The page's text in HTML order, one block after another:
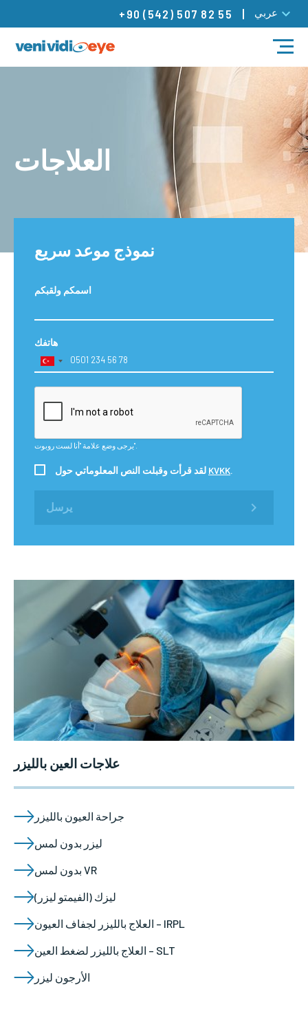
+90 (542) 507 82 55 عربي
مدونة
العلاجات
أطباؤنا
مراكزنا
تواصل
العلاجات
نموذج موعد سريع
اسمكم ولقبكم
هاتفك
يرجى وضع علامة "أنا لست روبوت".
KVKK.
يرسل
علاجات العين بالليزر
جراحة العيون بالليزر
ليزر بدون لمس
بدون لمس VR
ليزك (الفيمتو ليزر)
العلاج بالليزر لجفاف العيون – IRPL
العلاج بالليزر لضغط العين – SLT
الأرجون ليزر